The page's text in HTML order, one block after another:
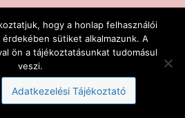
hogy a honlap felhasználói
sütiket alkalmazunk. A
ön a tájékoztatásunkat tudomásul
veszi.
Adatkezelési Tájékoztató